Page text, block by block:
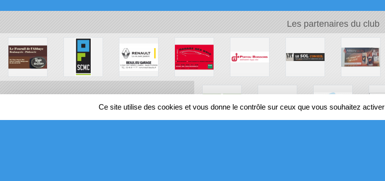
Les partenaires du club
Ce site utilise des cookies et vous donne le contrôle sur ceux que vous souhaitez activer